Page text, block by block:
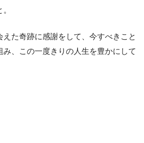
えた奇跡に感謝をして、今すべきこと
み、この一度きりの人生を豊かにして